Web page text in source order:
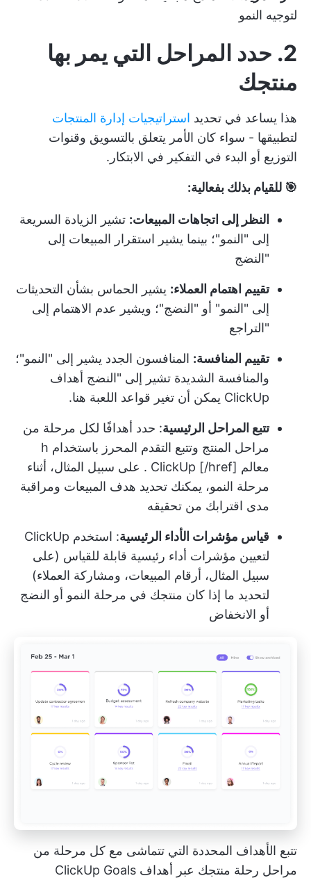
لتوجيه النمو
2. حدد المراحل التي يمر بها
منتجك
هذا يساعد في تحديد استراتيجيات إدارة المنتجات
لتطبيقها - سواء كان الأمر يتعلق بالتسويق وقنوات
التوزيع أو البدء في التفكير في الابتكار.
🎯 للقيام بذلك بفعالية:
النظر إلى اتجاهات المبيعات: تشير الزيادة السريعة
إلى "النمو"؛ بينما يشير استقرار المبيعات إلى
"النضج
تقييم اهتمام العملاء: يشير الحماس بشأن التحديثات
إلى "النمو" أو "النضج"؛ ويشير عدم الاهتمام إلى
"التراجع
تقييم المنافسة: المنافسون الجدد يشير إلى "النمو"؛
والمنافسة الشديدة تشير إلى "النضج أهداف
ClickUp يمكن أن تغير قواعد اللعبة هنا.
تتبع المراحل الرئيسية: حدد أهدافًا لكل مرحلة من
مراحل المنتج وتتبع التقدم المحرز باستخدام h
معالم ClickUp [/href] . على سبيل المثال، أثناء
مرحلة النمو، يمكنك تحديد هدف المبيعات ومراقبة
مدى اقترابك من تحقيقه
قياس مؤشرات الأداء الرئيسية
: استخدم ClickUp
لتعيين مؤشرات أداء رئيسية قابلة للقياس (على
سبيل المثال، أرقام المبيعات، ومشاركة العملاء)
لتحديد ما إذا كان منتجك في مرحلة النمو أو النضج
أو الانخفاض
تتبع الأهداف المحددة التي تتماشى مع كل مرحلة من
مراحل رحلة منتجك عبر أهداف ClickUp Goals